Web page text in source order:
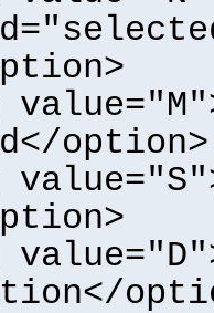
option>